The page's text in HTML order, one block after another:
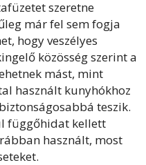
szeretne
már fel sem fogja
hogy veszélyes
közösség szerint a
mást, mint
használt kunyhókhoz
teszik.
függőhidat kellett
használt, most